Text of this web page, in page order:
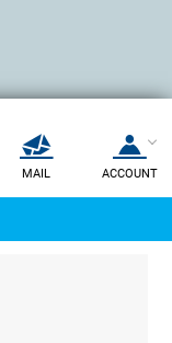
MAIL ACCOUNT